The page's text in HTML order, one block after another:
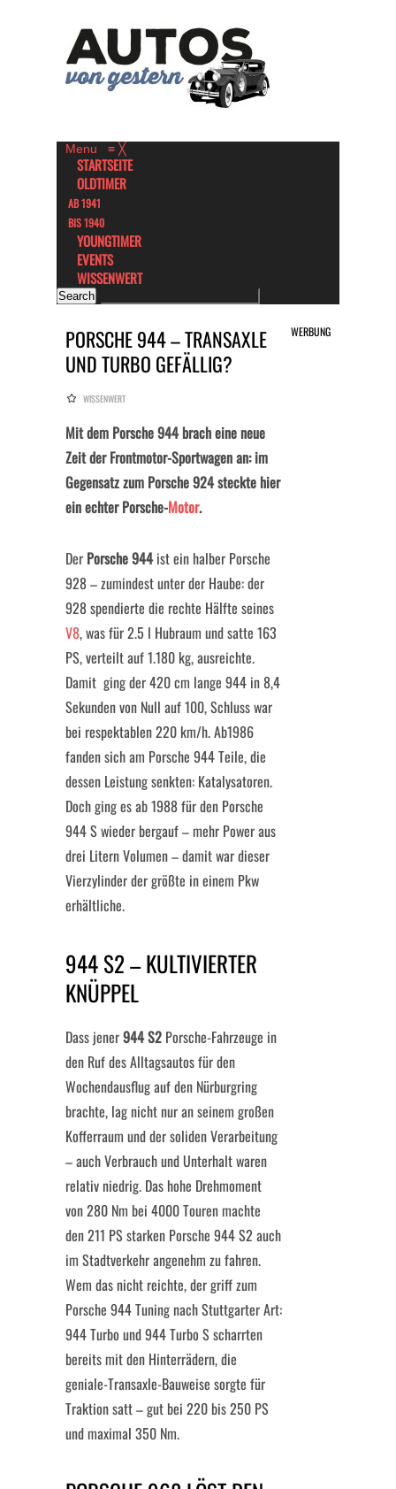
Menu ≡ ╳
STARTSEITE
OLDTIMER
AB 1941
BIS 1940
YOUNGTIMER
EVENTS
WISSENWERT
PORSCHE 944 – TRANSAXLE
UND TURBO GEFÄLLIG?
WERBUNG
WISSENWERT
Mit dem Porsche 944 brach eine neue
Zeit der Frontmotor-Sportwagen an: im
Gegensatz zum Porsche 924 steckte hier
ein echter Porsche-Motor.
Der Porsche 944ist ein halber Porsche
928 – zumindest unter der Haube: der
928 spendierte die rechte Hälfte seines
V8, was für 2.5 l Hubraum und satte 163
PS, verteilt auf 1.180 kg, ausreichte.
Damit ging der 420 cm lange 944 in 8,4
Sekunden von Null auf 100, Schluss war
bei respektablen 220 km/h. Ab1986
fanden sich am Porsche 944 Teile, die
dessen Leistung senkten: Katalysatoren.
Doch ging es ab 1988 für den Porsche
944 S wieder bergauf – mehr Power aus
drei Litern Volumen – damit war dieser
Vierzylinder der größte in einem Pkw
erhältliche.
944 S2 – KULTIVIERTER
KNÜPPEL
Dass jener944 S2 Porsche-Fahrzeuge in
den Ruf des Alltagsautos für den
Wochendausflug auf den Nürburgring
brachte, lag nicht nur an seinem großen
Kofferraum und der soliden Verarbeitung
– auch Verbrauch und Unterhalt waren
relativ niedrig. Das hohe Drehmoment
von 280 Nm bei 4000 Touren machte
den 211 PS starken Porsche 944 S2 auch
im Stadtverkehr angenehm zu fahren.
Wem das nicht reichte, der griff zum
Porsche 944 Tuning nach Stuttgarter Art:
944 Turbo und 944 Turbo S scharrten
bereits mit den Hinterrädern, die
geniale-Transaxle-Bauweise sorgte für
Traktion satt – gut bei 220 bis 250 PS
und maximal 350 Nm.